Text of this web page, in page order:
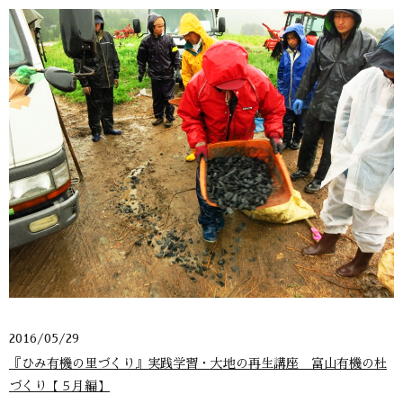
2016/05/29
『ひみ有機の里づくり』実践学習・大地の再生講座 富山有機の杜
づくり【５月編】